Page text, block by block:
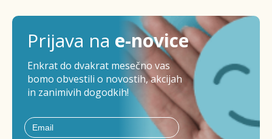
Prijava na e-novice
Enkrat do dvakrat mesečno vas
bomo obvestili o novostih, akcijah
in zanimivih dogodkih!